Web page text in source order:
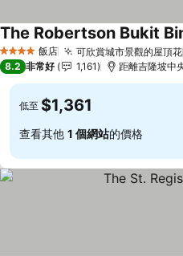
4 星級 飯店 可欣賞城市景觀的屋頂
The Robertson Bukit
8.2 非常好 1,161 距離吉隆坡中
低至 $1,361
查看其他 1 個網站的價格